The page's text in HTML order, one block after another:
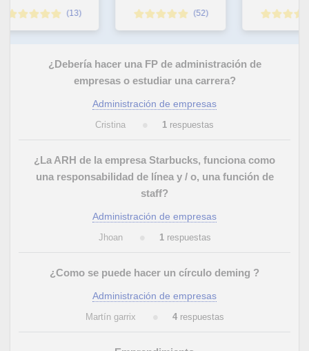
(13) (52)
¿Debería hacer una FP de administración de
empresas o estudiar una carrera?
Administración de empresas
Cristina 1 respuestas
¿La ARH de la empresa Starbucks, funciona como
una responsabilidad de línea y / o, una función de
staff?
Administración de empresas
Jhoan 1respuestas
¿Como se puede hacer un círculo deming ?
Administración de empresas
Martín garrix 4respuestas